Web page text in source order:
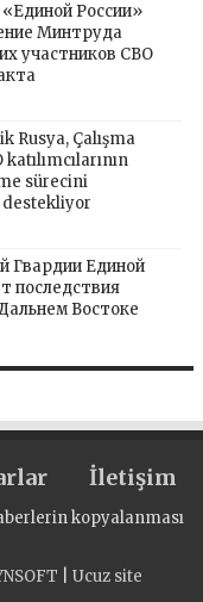
России»
Минтруда
участников СВО
Rusya, Çalışma
katılımcılarının
sürecini
destekliyor
Гвардии Единой
последствия
Востоке
İletişim
kopyalanması
Ucuz site